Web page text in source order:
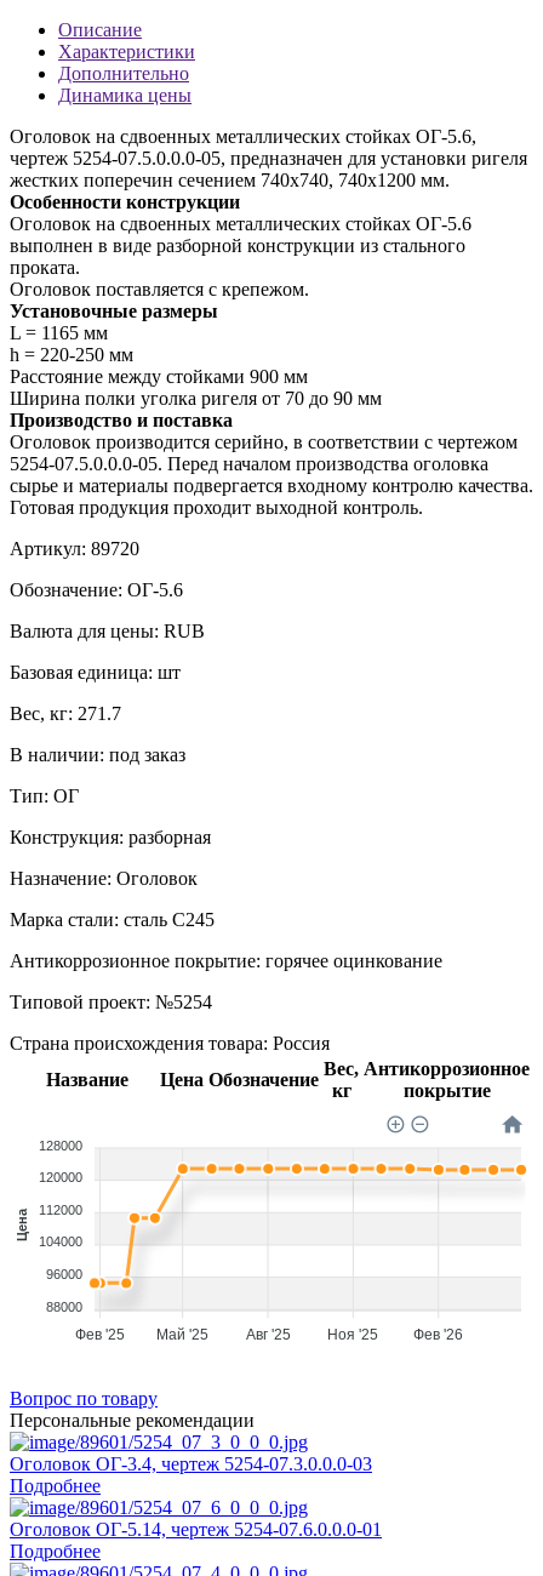
Описание
Характеристики
Дополнительно
Динамика цены
Оголовок на сдвоенных металлических стойках ОГ-5.6,
чертеж 5254-07.5.0.0.0-05, предназначен для установки ригеля
жестких поперечин сечением 740x740, 740x1200 мм.
Особенности конструкции
Оголовок на сдвоенных металлических стойках ОГ-5.6
выполнен в виде разборной конструкции из стального
проката.
Оголовок поставляется с крепежом.
Установочные размеры
L = 1165 мм
h = 220-250 мм
Расстояние между стойками 900 мм
Ширина полки уголка ригеля от 70 до 90 мм
Производство и поставка
Оголовок производится серийно, в соответствии с чертежом
5254-07.5.0.0.0-05. Перед началом производства оголовка
сырье и материалы подвергается входному контролю качества.
Готовая продукция проходит выходной контроль.
Артикул: 89720
Обозначение: ОГ-5.6
Валюта для цены: RUB
Базовая единица: шт
Вес, кг: 271.7
В наличии: под заказ
Тип: ОГ
Конструкция: разборная
Назначение: Оголовок
Марка стали: сталь С245
Антикоррозионное покрытие: горячее оцинкование
Типовой проект: №5254
Страна происхождения товара: Россия
Название
Цена Обозначение
Вес,
кг
Антикоррозионное
покрытие
Фев '25 Май '25 Авг '25 Ноя '25 Фев '26
128000
120000
112000
104000
96000
88000
Цена
Вопрос по товару
Персональные рекомендации
Оголовок ОГ-3.4, чертеж 5254-07.3.0.0.0-03
Подробнее
Оголовок ОГ-5.14, чертеж 5254-07.6.0.0.0-01
Подробнее